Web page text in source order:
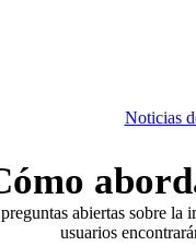
Noticias
abiertas sobre la
usuarios